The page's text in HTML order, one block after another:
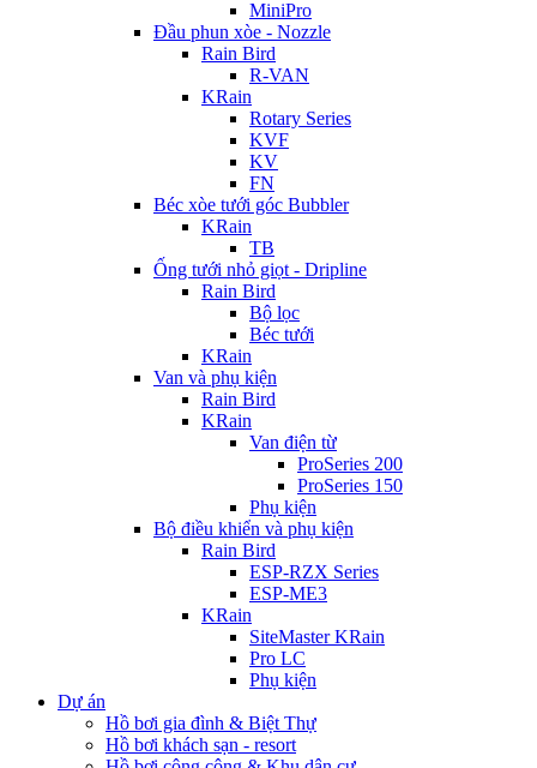
MiniPro
Đầu phun xòe - Nozzle
Rain Bird
R-VAN
KRain
Rotary Series
KVF
KV
FN
Béc xòe tưới góc Bubbler
KRain
TB
Ống tưới nhỏ giọt - Dripline
Rain Bird
Bộ lọc
Béc tưới
KRain
Van và phụ kiện
Rain Bird
KRain
Van điện từ
ProSeries 200
ProSeries 150
Phụ kiện
Bộ điều khiển và phụ kiện
Rain Bird
ESP-RZX Series
ESP-ME3
KRain
SiteMaster KRain
Pro LC
Phụ kiện
Dự án
Hồ bơi gia đình & Biệt Thự
Hồ bơi khách sạn - resort